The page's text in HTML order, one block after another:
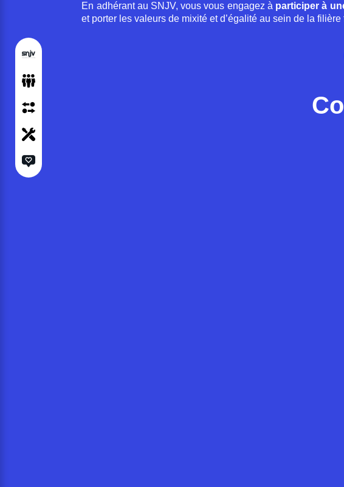
En adhérant au SNJV, vous vous engagez à participer à
et porter les valeurs de mixité et d’égalité au sein de la filière